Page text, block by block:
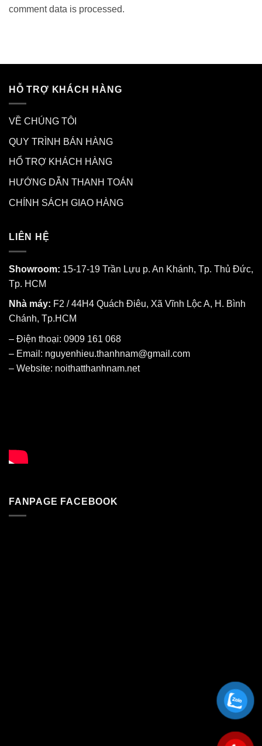
comment data is processed.
HỖ TRỢ KHÁCH HÀNG
VỀ CHÚNG TÔI
QUY TRÌNH BÁN HÀNG
HỔ TRỢ KHÁCH HÀNG
HƯỚNG DẪN THANH TOÁN
CHÍNH SÁCH GIAO HÀNG
LIÊN HỆ
Showroom: 15-17-19 Trần Lựu p. An Khánh, Tp. Thủ Đức,
Tp. HCM
Nhà máy: F2 / 44H4 Quách Điêu, Xã Vĩnh Lộc A, H. Bình
Chánh, Tp.HCM
– Điện thoại: 0909 161 068
– Email: nguyenhieu.thanhnam@gmail.com
– Website: noithatthanhnam.net
FANPAGE FACEBOOK